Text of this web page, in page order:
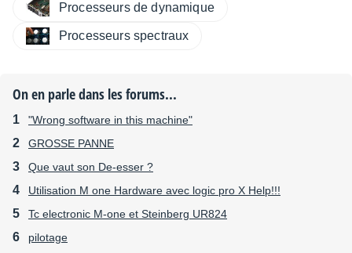
Processeurs de dynamique
Processeurs spectraux
On en parle dans les forums...
"Wrong software in this machine"
GROSSE PANNE
Que vaut son De-esser ?
Utilisation M one Hardware avec logic pro X Help!!!
Tc electronic M-one et Steinberg UR824
pilotage